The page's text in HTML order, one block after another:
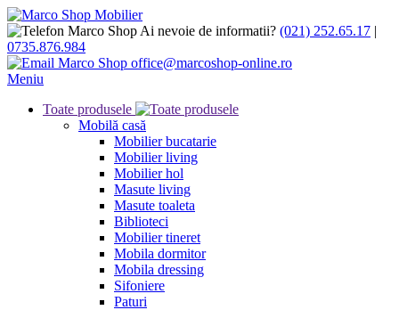
Ai nevoie de informatii? (021) 252.65.17 |
0735.876.984
office@marcoshop-online.ro
Meniu
Toate produsele
Mobilă casă
Mobilier bucatarie
Mobilier living
Mobilier hol
Masute living
Masute toaleta
Biblioteci
Mobilier tineret
Mobila dormitor
Mobila dressing
Sifoniere
Paturi